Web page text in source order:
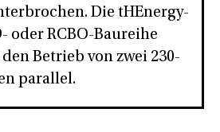
Die tHEnergy-
oder RCBO-Baureihe
Betrieb von zwei 230-
parallel.